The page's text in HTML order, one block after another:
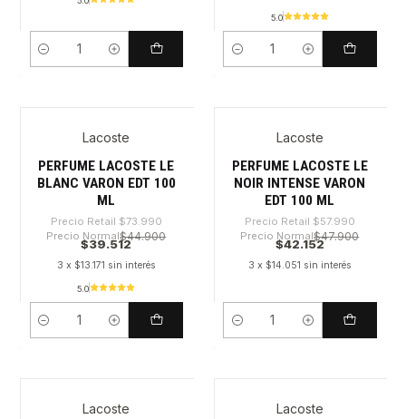
Cantidad
5.0
Cantidad
Lacoste
PERFUME LACOSTE LE
BLANC VARON EDT 100
ML
Precio Retail $73.990
Precio Normal$44.900
$39.512
3 x $13.171 sin interés
5.0
Cantidad
Lacoste
PERFUME LACOSTE LE
NOIR INTENSE VARON
EDT 100 ML
Precio Retail $57.990
Precio Normal$47.900
$42.152
3 x $14.051 sin interés
Cantidad
Lacoste Lacoste